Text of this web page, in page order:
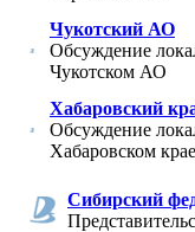
Чукотский АО
Обсуждение
Чукотском АО
Хабаровский
Обсуждение
Хабаровском крае
Сибирский